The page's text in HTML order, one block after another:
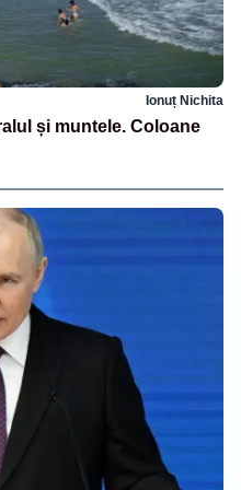
Ionuț Nichita
și muntele. Coloane